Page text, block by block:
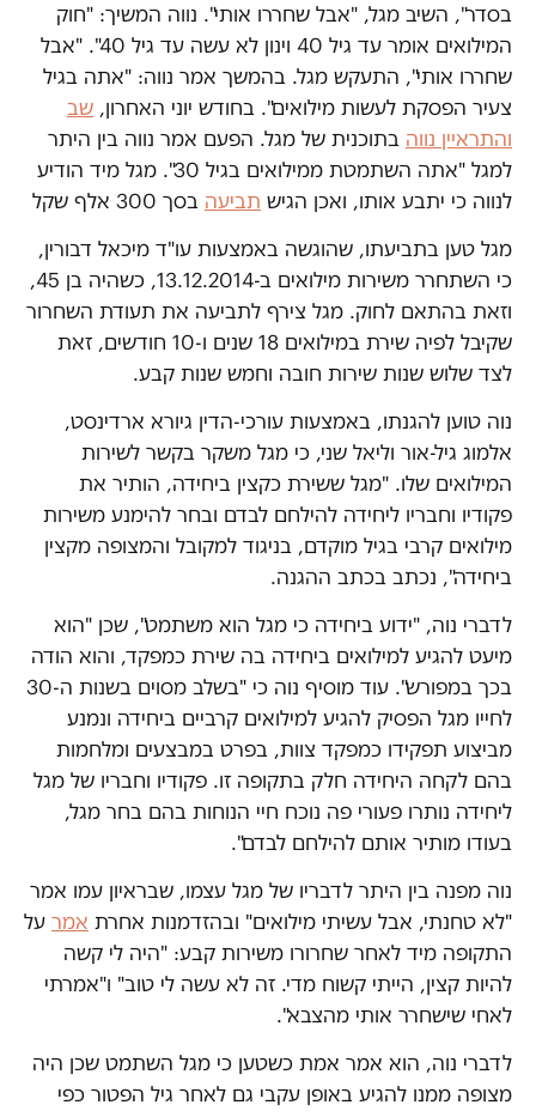
בסדר", השיב מגל, "אבל שחררו אותי". נווה המשיך: "חוק
המילואים אומר עד גיל 40 וינון לא עשה עד גיל 40". "אבל
שחררו אותי", התעקש מגל. בהמשך אמר נווה: "אתה בגיל
צעיר הפסקת לעשות מילואים". בחודש יוני האחרון, שב
והתראיין נווה בתוכנית של מגל. הפעם אמר נווה בין היתר
למגל "אתה השתמטת ממילואים בגיל 30". מגל מיד הודיע
לנווה כי יתבע אותו, ואכן הגיש תביעה בסך 300 אלף שקל
מגל טען בתביעתו, שהוגשה באמצעות עו"ד מיכאל דבורין,
כי השתחרר משירות מילואים ב-13.12.2014, כשהיה בן 45,
וזאת בהתאם לחוק. מגל צירף לתביעה את תעודת השחרור
שקיבל לפיה שירת במילואים 18 שנים ו-10 חודשים, זאת
לצד שלוש שנות שירות חובה וחמש שנות קבע.
נוה טוען להגנתו, באמצעות עורכי-הדין גיורא ארדינסט,
אלמוג גיל-אור וליאל שני, כי מגל משקר בקשר לשירות
המילואים שלו. "מגל ששירת כקצין ביחידה, הותיר את
פקודיו וחבריו ליחידה להילחם לבדם ובחר להימנע משירות
מילואים קרבי בגיל מוקדם, בניגוד למקובל והמצופה מקצין
ביחידה", נכתב בכתב ההגנה.
לדברי נוה, "ידוע ביחידה כי מגל הוא משתמט", שכן "הוא
מיעט להגיע למילואים ביחידה בה שירת כמפקד, והוא הודה
בכך במפורש". עוד מוסיף נוה כי "בשלב מסוים בשנות ה-30
לחייו מגל הפסיק להגיע למילואים קרביים ביחידה ונמנע
מביצוע תפקידו כמפקד צוות, בפרט במבצעים ומלחמות
בהם לקחה היחידה חלק בתקופה זו. פקודיו וחבריו של מגל
ליחידה נותרו פעורי פה נוכח חיי הנוחות בהם בחר מגל,
בעודו מותיר אותם להילחם לבדם".
נוה מפנה בין היתר לדבריו של מגל עצמו, שבראיון עמו אמר
"לא טחנתי, אבל עשיתי מילואים" ובהזדמנות אחרת אמר על
התקופה מיד לאחר שחרורו משירות קבע: "היה לי קשה
להיות קצין, הייתי קשוח מדי. זה לא עשה לי טוב" ו"אמרתי
לאחי שישחרר אותי מהצבא".
לדברי נוה, הוא אמר אמת כשטען כי מגל השתמט שכן היה
מצופה ממנו להגיע באופן עקבי גם לאחר גיל הפטור כפי